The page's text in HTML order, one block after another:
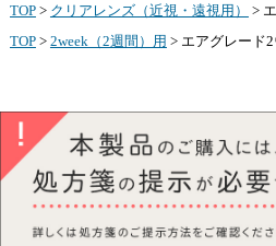
TOP> クリアレンズ（近視・遠視用） >
TOP> 2week（2週間）用 > エアグレード